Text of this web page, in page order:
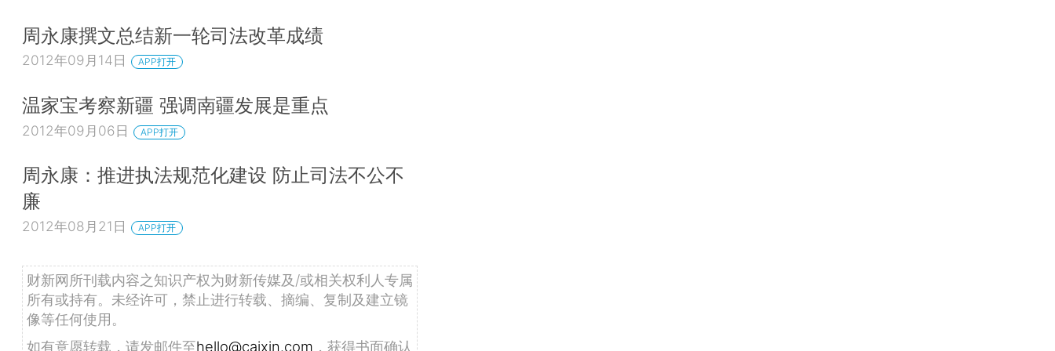
周永康撰文总结新一轮司法改革成绩
2012年09月14日 APP打开
温家宝考察新疆 强调南疆发展是重点
2012年09月06日 APP打开
周永康：推进执法规范化建设 防止司法不公不
廉
2012年08月21日 APP打开
财新网所刊载内容之知识产权为财新传媒及/或相关权利人专属
所有或持有。未经许可，禁止进行转载、摘编、复制及建立镜
像等任何使用。
如有意愿转载，请发邮件至hello@caixin.com ，获得书面确认